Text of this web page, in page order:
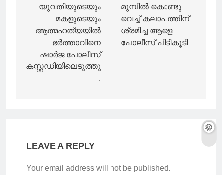
യുവതിയുടെയും
മകളുടെയും
ആത്മഹത്യയിൽ
ഭർത്താവിനെ
ഷാർജ പോലീസ്
കസ്റ്റഡിയിലെടുത്തു
.
മുമ്പിൽ കൊണ്ടു
വെച്ച് കലാപത്തിന്
ശ്രമിച്ച ആളെ
പോലീസ് പിടികൂടി
LEAVE A REPLY
Your email address will not be published.